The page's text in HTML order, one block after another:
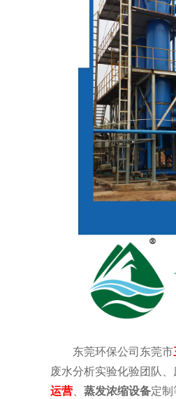
东莞环保公司东莞市
废水分析实验化验团队
运营
蒸发浓缩设备定